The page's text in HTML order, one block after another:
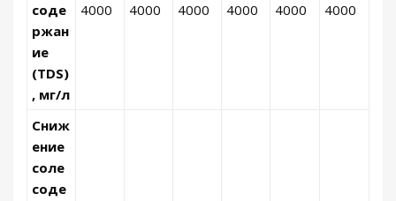
соде
ржан
ие
(TDS)
, мг/л
4000 4000 4000 4000 4000 4000
Сниж
ение
соле
соде